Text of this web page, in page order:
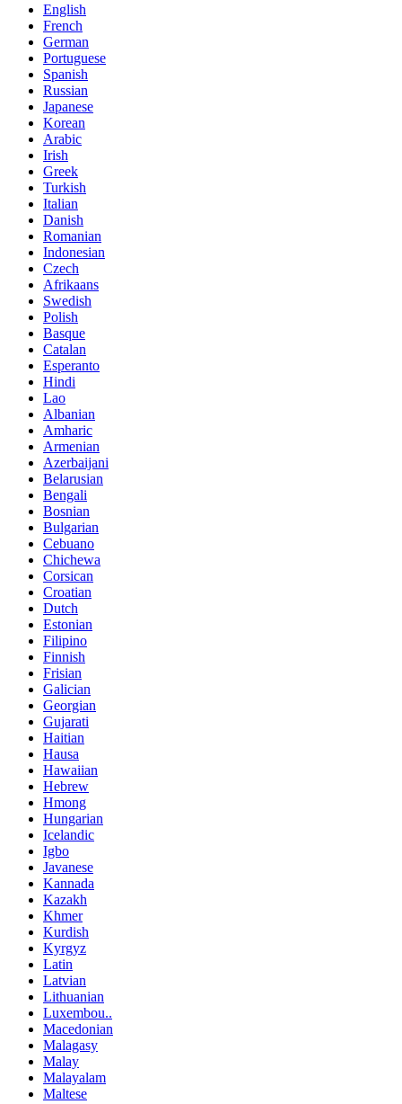
English
French
German
Portuguese
Spanish
Russian
Japanese
Korean
Arabic
Irish
Greek
Turkish
Italian
Danish
Romanian
Indonesian
Czech
Afrikaans
Swedish
Polish
Basque
Catalan
Esperanto
Hindi
Lao
Albanian
Amharic
Armenian
Azerbaijani
Belarusian
Bengali
Bosnian
Bulgarian
Cebuano
Chichewa
Corsican
Croatian
Dutch
Estonian
Filipino
Finnish
Frisian
Galician
Georgian
Gujarati
Haitian
Hausa
Hawaiian
Hebrew
Hmong
Hungarian
Icelandic
Igbo
Javanese
Kannada
Kazakh
Khmer
Kurdish
Kyrgyz
Latin
Latvian
Lithuanian
Luxembou..
Macedonian
Malagasy
Malay
Malayalam
Maltese